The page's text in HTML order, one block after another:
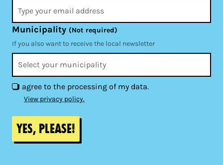
Municipality (Not required)
If you also want to receive the local newsletter
I agree to the processing of my data.
View privacy policy.
Yes, please!